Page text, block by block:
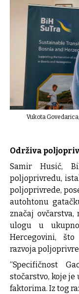
Vukota
Održiva
Samir Husić,
poljoprivredu,
poljoprivrede,
autohtonu
značaj
ulogu u
Hercegovini,
razvoja
“Specifičnost
stočarstvo, koje
faktorima. Iz tog